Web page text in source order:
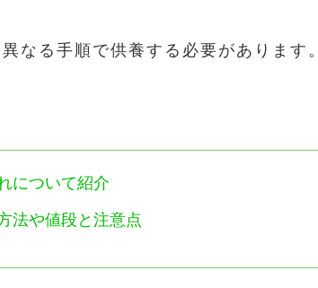
なる手順で供養する必要があります。
について紹介
法や値段と注意点